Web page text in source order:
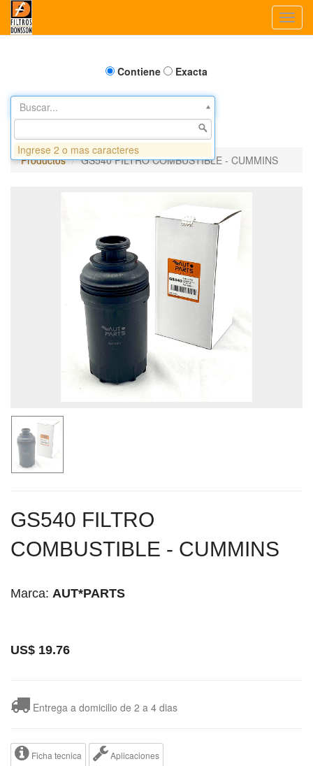
Contiene Exacta
Buscar...
Productos GS540 FILTRO COMBUSTIBLE - CUMMINS
GS540 FILTRO
COMBUSTIBLE - CUMMINS
Marca: AUT*PARTS
US$ 19.76
Entrega a domicilio de 2 a 4 dias
Ficha tecnica Aplicaciones
Ingrese 2 o mas caracteres